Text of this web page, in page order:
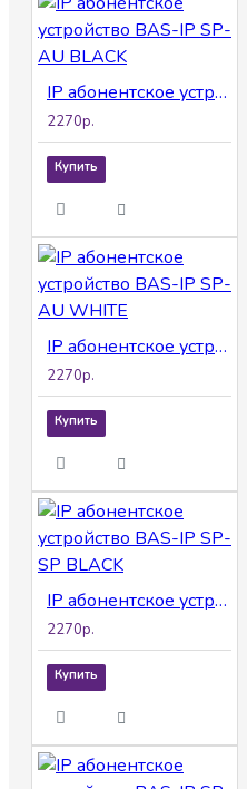
IP абонентское устройство BAS-IP SP-AU BLACK
2270р.
Купить
IP абонентское устройство BAS-IP SP-AU WHITE
2270р.
Купить
IP абонентское устройство BAS-IP SP-SP BLACK
2270р.
Купить